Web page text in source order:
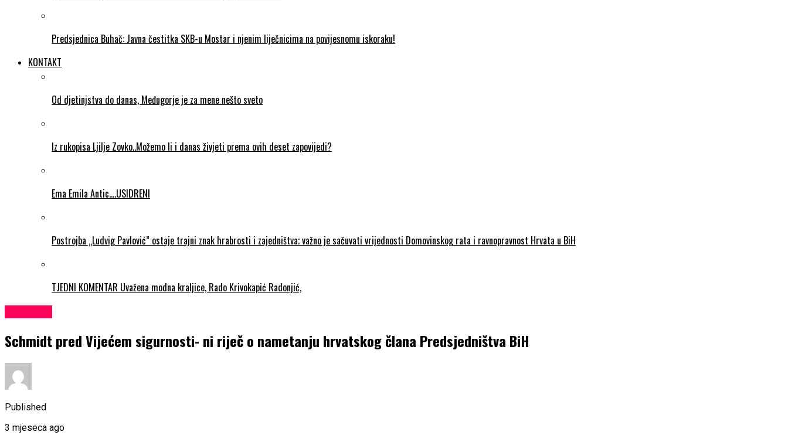
Predsjednica Buhač: Javna čestitka SKB-u Mostar i njenim liječnicima na povijesnomu iskoraku!
KONTAKT
Od djetinjstva do danas, Međugorje je za mene nešto sveto
Iz rukopisa Ljilje Zovko..Možemo li i danas živjeti prema ovih deset zapovijedi?
Ema Emila Antic….USIDRENI
Postrojba „Ludvig Pavlović” ostaje trajni znak hrabrosti i zajedništva; važno je sačuvati vrijednosti Domovinskog rata i ravnopravnost Hrvata u BiH
TJEDNI KOMENTAR Uvažena modna kraljice, Rado Krivokapić Radonjić,
Schmidt pred Vijećem sigurnosti- ni riječ o nametanju hrvatskog člana Predsjedništva BiH
Published
3 mjeseca ago